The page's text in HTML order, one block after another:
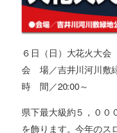
６日（日）大花火大会
会 場／吉井川河川敷
時 間／20:00～
県下最大級約５，００
を飾ります。今年のス